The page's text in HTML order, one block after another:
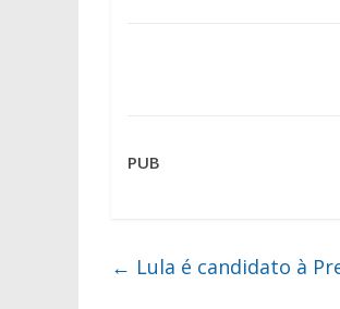
PUB
← Lula é candidato à